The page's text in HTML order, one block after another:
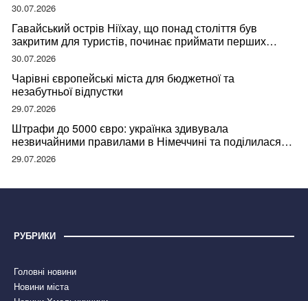
30.07.2026
Гавайський острів Ніїхау, що понад століття був
закритим для туристів, починає приймати перших
відвідувачів
30.07.2026
Чарівні європейські міста для бюджетної та
незабутньої відпустки
29.07.2026
Штрафи до 5000 євро: українка здивувала
незвичайними правилами в Німеччині та поділилася
правдою
29.07.2026
РУБРИКИ
Головні новини
Новини міста